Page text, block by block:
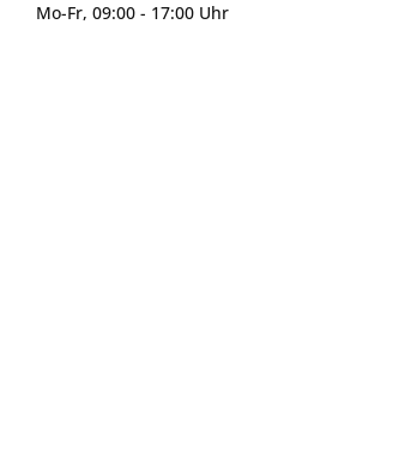
Mo-Fr, 09:00 - 17:00 Uhr